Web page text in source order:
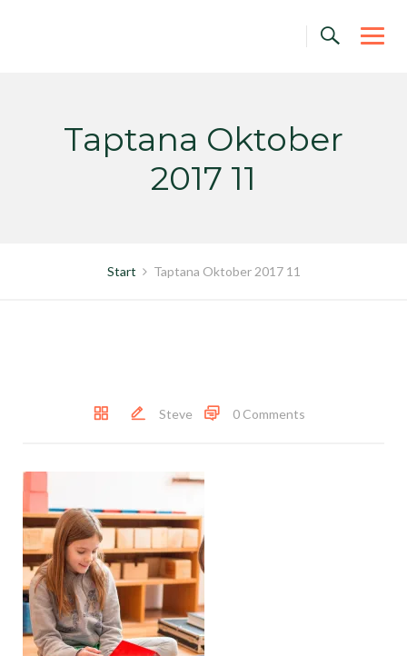
Taptana Oktober
2017 11
Start Taptana Oktober 2017 11
Steve 0 Comments